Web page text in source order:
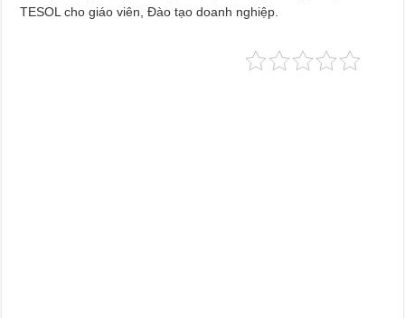
TESOL cho giáo viên, Đào tạo doanh nghiệp.